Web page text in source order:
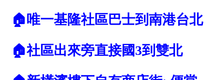
不拘
5 年以下
5-10 年 10-20 年
20-30 年 30-40 年